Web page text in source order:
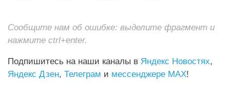
Сообщите нам об ошибке: выделите фрагмент и
нажмите ctrl+enter.
Подпишитесь на наши каналы в Яндекс Новостях,
Яндекс Дзен, Телеграм и мессенджере MAX!